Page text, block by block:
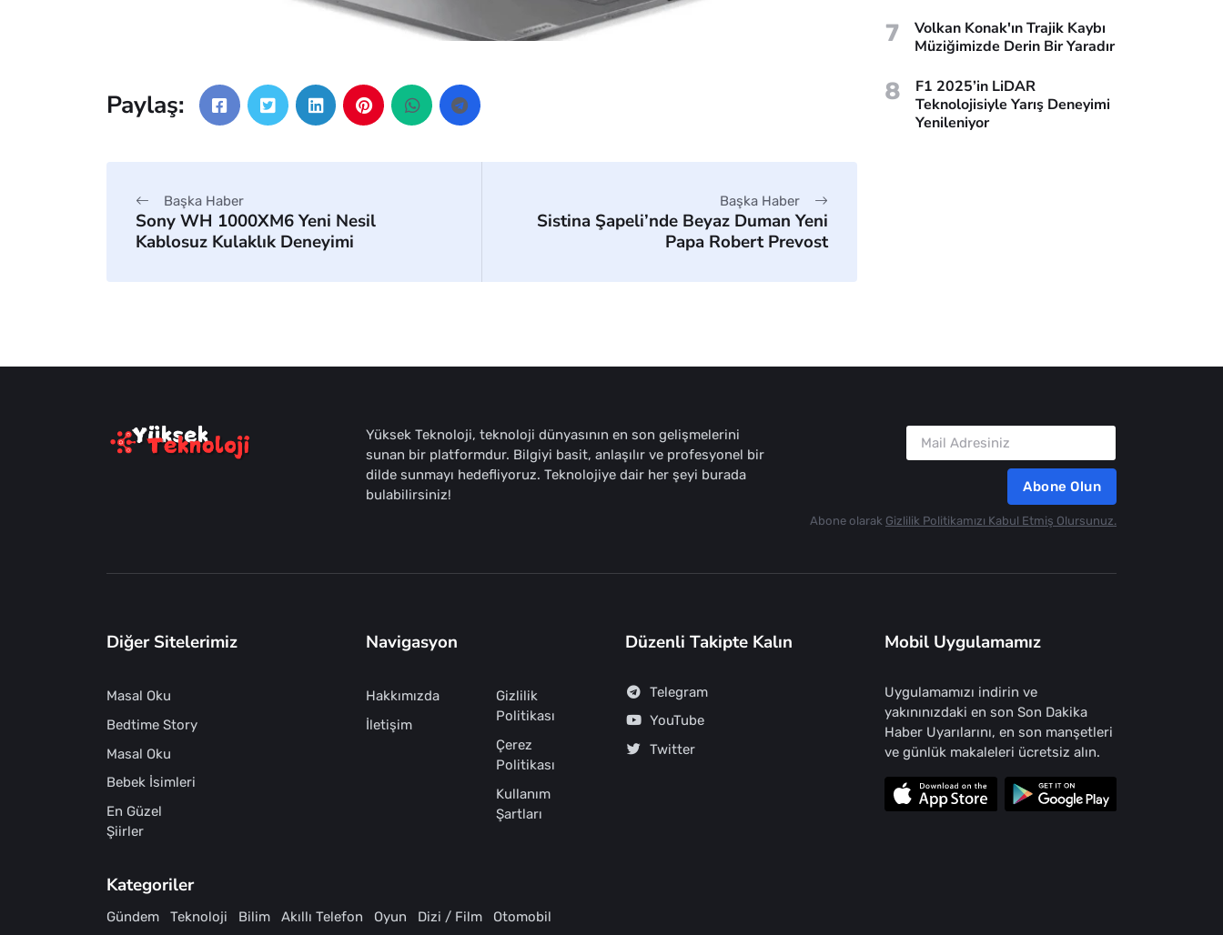
Paylaş:
Başka Haber
Sony WH 1000XM6 Yeni Nesil
Kablosuz Kulaklık Deneyimi
Başka Haber
Sistina Şapeli’nde Beyaz Duman Yeni
Papa Robert Prevost
7
Volkan Konak'ın Trajik Kaybı
Müziğimizde Derin Bir Yaradır
8
F1 2025’in LiDAR
Teknolojisiyle Yarış Deneyimi
Yenileniyor
Yüksek Teknoloji, teknoloji dünyasının en son gelişmelerini
sunan bir platformdur. Bilgiyi basit, anlaşılır ve profesyonel bir
dilde sunmayı hedefliyoruz. Teknolojiye dair her şeyi burada
bulabilirsiniz!
Abone Olun
Abone olarak Gizlilik Politikamızı Kabul Etmiş Olursunuz.
Diğer Sitelerimiz
Masal Oku
Bedtime Story
Masal Oku
Bebek İsimleri
En Güzel
Şiirler
Navigasyon
Hakkımızda
İletişim
Gizlilik
Politikası
Çerez
Politikası
Kullanım
Şartları
Düzenli Takipte Kalın
Telegram
YouTube
Twitter
Mobil Uygulamamız
Uygulamamızı indirin ve
yakınınızdaki en son Son Dakika
Haber Uyarılarını, en son manşetleri
ve günlük makaleleri ücretsiz alın.
Kategoriler
Gündem Teknoloji Bilim Akıllı Telefon Oyun Dizi / Film Otomobil